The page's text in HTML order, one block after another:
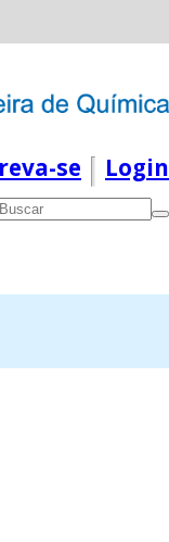
se Login